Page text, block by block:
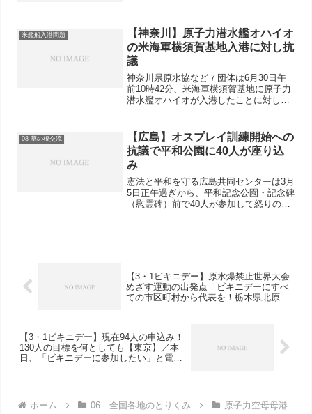
米艦船入港問題
【神奈川】原子力潜水艦オハイオ
の米海軍横須賀基地入港に対し抗
議
神奈川県原水協など７団体は6月30日午
前10時42分、米海軍横須賀基地に原子力
潜水艦オハイオが入港したことに対し、
地に手交し抗議行動をおこないます。〇
日 時 201...
08 草の根交流
【広島】オスプレイ訓練開始への
抗議で平和公園に40人が座り込
み
憲法と平和を守る広島共同センターは3月
5日正午過ぎから、平和記念公園・記念碑
（慰霊碑）前で40人が参加して怒りの座
【3・1ビキニデー】原水爆禁止世界大会
めざす運動の出発点 ビキニデーにすべ
ての市区町村から代表を！栃木県北原水
【3・1ビキニデー】現在94人の申込み！
130人の目標を何としても【東京】／本
日、「ビキニデーに参加したい」と電話
ホーム 06 全国各地のとりくみ 原子力空母母港